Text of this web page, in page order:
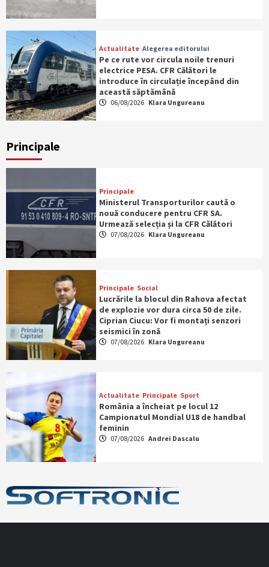
Actualitate Alegerea editorului
Pe ce rute vor circula noile trenuri
electrice PESA. CFR Călători le
introduce în circulație începând din
această săptămână
06/08/2026 Klara Ungureanu
Principale
Principale
Ministerul Transporturilor caută o
nouă conducere pentru CFR SA.
Urmează selecția și la CFR Călători
07/08/2026 Klara Ungureanu
Principale Social
Lucrările la blocul din Rahova afectat
de explozie vor dura circa 50 de zile.
Ciprian Ciucu: Vor fi montați senzori
seismici în zonă
07/08/2026 Klara Ungureanu
Actualitate Principale Sport
România a încheiat pe locul 12
Campionatul Mondial U18 de handbal
feminin
07/08/2026 Andrei Dascalu